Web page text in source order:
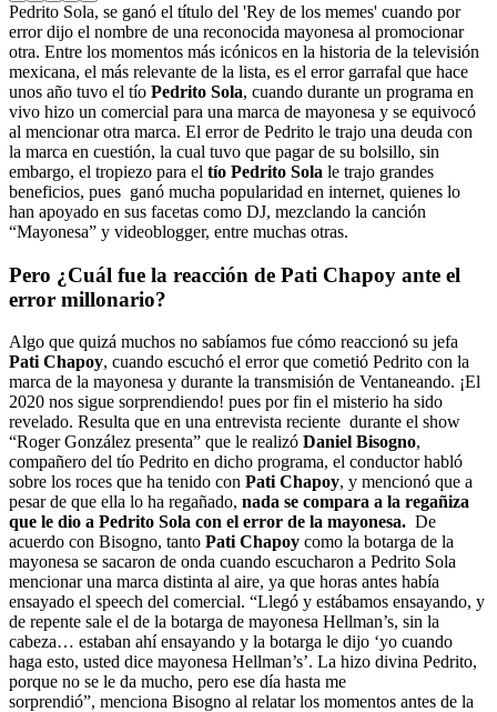
Pedrito Sola, se ganó el título del 'Rey de los memes' cuando por
error dijo el nombre de una reconocida mayonesa al promocionar
otra. Entre los momentos más icónicos en la historia de la televisión
mexicana, el más relevante de la lista, es el error garrafal que hace
unos año tuvo el tío Pedrito Sola, cuando durante un programa en
vivo hizo un comercial para una marca de mayonesa y se equivocó
al mencionar otra marca. El error de Pedrito le trajo una deuda con
la marca en cuestión, la cual tuvo que pagar de su bolsillo, sin
embargo, el tropiezo para el tío Pedrito Sola le trajo grandes
beneficios, pues ganó mucha popularidad en internet, quienes lo
han apoyado en sus facetas como DJ, mezclando la canción
“Mayonesa” y videoblogger, entre muchas otras.
Pero ¿Cuál fue la reacción de Pati Chapoy ante el
error millonario?
Algo que quizá muchos no sabíamos fue cómo reaccionó su jefa
Pati Chapoy, cuando escuchó el error que cometió Pedrito con la
marca de la mayonesa y durante la transmisión de Ventaneando. ¡El
2020 nos sigue sorprendiendo! pues por fin el misterio ha sido
revelado. Resulta que en una entrevista reciente durante el show
“Roger González presenta” que le realizó Daniel Bisogno,
compañero del tío Pedrito en dicho programa, el conductor habló
sobre los roces que ha tenido con Pati Chapoy, y mencionó que a
pesar de que ella lo ha regañado, nada se compara a la regañiza
que le dio a Pedrito Sola con el error de la mayonesa. De
acuerdo con Bisogno, tanto Pati Chapoy como la botarga de la
mayonesa se sacaron de onda cuando escucharon a Pedrito Sola
mencionar una marca distinta al aire, ya que horas antes había
ensayado el speech del comercial. “Llegó y estábamos ensayando, y
de repente sale el de la botarga de mayonesa Hellman’s, sin la
cabeza… estaban ahí ensayando y la botarga le dijo ‘yo cuando
haga esto, usted dice mayonesa Hellman’s’. La hizo divina Pedrito,
porque no se le da mucho, pero ese día hasta me
sorprendió”, menciona Bisogno al relatar los momentos antes de la